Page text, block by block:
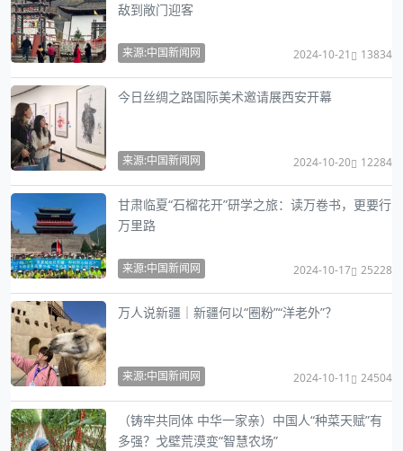
敌到敞门迎客
来源:中国新闻网 2024-10-21 13834
今日丝绸之路国际美术邀请展西安开幕
来源:中国新闻网 2024-10-20 12284
甘肃临夏“石榴花开”研学之旅：读万卷书，更要行
万里路
来源:中国新闻网 2024-10-17 25228
万人说新疆｜新疆何以“圈粉”“洋老外”？
来源:中国新闻网 2024-10-11 24504
（铸牢共同体 中华一家亲）中国人“种菜天赋”有
多强？戈壁荒漠变“智慧农场”